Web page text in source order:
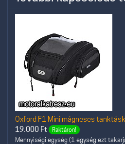
Oxford F1 Mini mágneses
19.000 Ft Raktáron!
Mennyiségi egység (1 egység ezt